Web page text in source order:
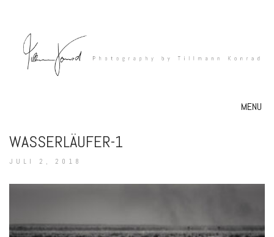
MENU
WASSERLÄUFER-1
JULI 2, 2018